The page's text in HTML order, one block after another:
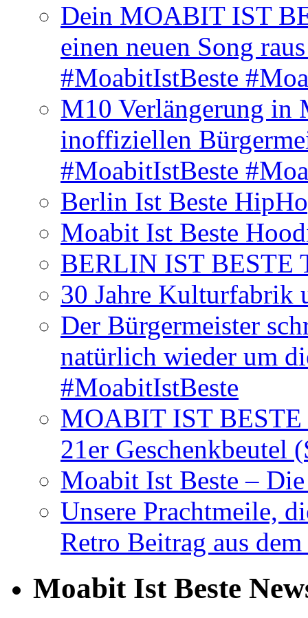
Dein MOABIT IST
einen neuen Song
#MoabitIstBeste
M10 Verlängerung in
inoffiziellen
#MoabitIstBeste
Berlin Ist Beste
Moabit Ist Beste
BERLIN IST BESTE
30 Jahre Kulturfabrik
Der Bürgermeister
natürlich wieder um
#MoabitIstBeste
MOABIT IST BESTE
21er Geschenkbeutel
Moabit Ist Beste –
Unsere Prachtmeile,
Retro Beitrag aus
Moabit Ist Beste